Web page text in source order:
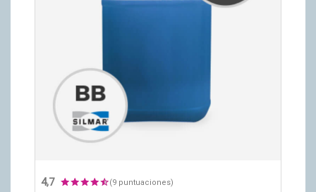
4,7 (9 puntuaciones)